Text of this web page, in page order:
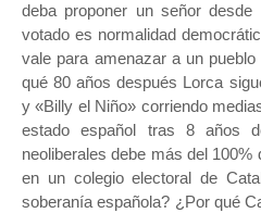
deba proponer un señor
votado es normalidad
vale para amenazar a un
qué 80 años después Lorca
y «Billy el Niño» corriendo
estado español tras 8 años
neoliberales debe más del
en un colegio electoral de
soberanía española? ¿Por qué